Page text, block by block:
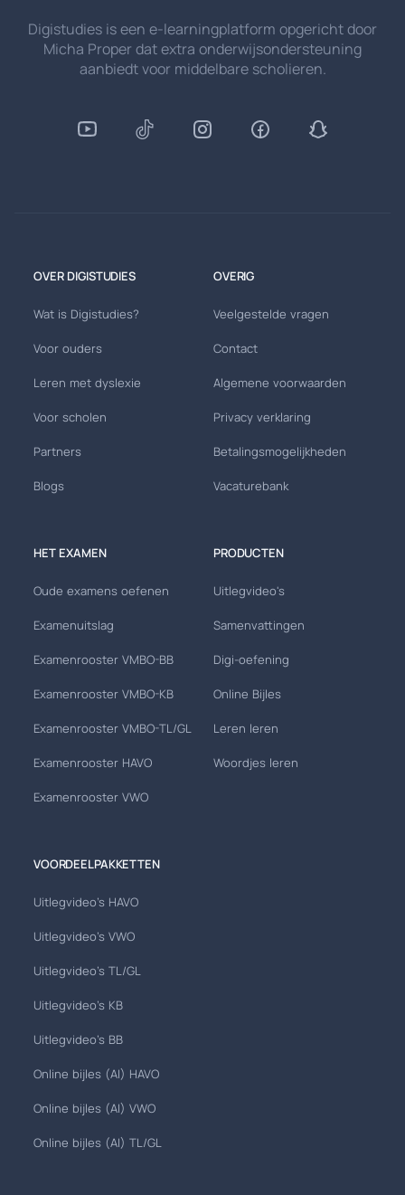
Digistudies is een e-learningplatform opgericht door
Micha Proper dat extra onderwijsondersteuning
aanbiedt voor middelbare scholieren.
OVER DIGISTUDIES
Wat is Digistudies?
Voor ouders
Leren met dyslexie
Voor scholen
Partners
Blogs
OVERIG
Veelgestelde vragen
Contact
Algemene voorwaarden
Privacy verklaring
Betalingsmogelijkheden
Vacaturebank
HET EXAMEN
Oude examens oefenen
Examenuitslag
Examenrooster VMBO-BB
Examenrooster VMBO-KB
Examenrooster VMBO-TL/GL
Examenrooster HAVO
Examenrooster VWO
PRODUCTEN
Uitlegvideo's
Samenvattingen
Digi-oefening
Online Bijles
Leren leren
Woordjes leren
VOORDEELPAKKETTEN
Uitlegvideo's HAVO
Uitlegvideo's VWO
Uitlegvideo's TL/GL
Uitlegvideo's KB
Uitlegvideo's BB
Online bijles (AI) HAVO
Online bijles (AI) VWO
Online bijles (AI) TL/GL